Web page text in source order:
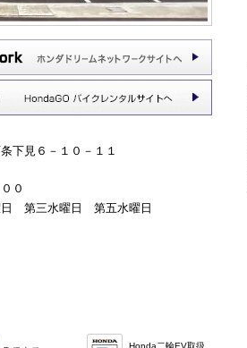
下見６－１０－１１
０
第三水曜日 第五水曜日
Honda二輪EV取扱